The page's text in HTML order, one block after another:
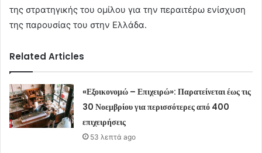
της στρατηγικής του ομίλου για την περαιτέρω ενίσχυση
της παρουσίας του στην Ελλάδα.
Related Articles
«Εξοικονομώ – Επιχειρώ»: Παρατείνεται έως τις
30 Νοεμβρίου για περισσότερες από 400
επιχειρήσεις
53 λεπτά ago